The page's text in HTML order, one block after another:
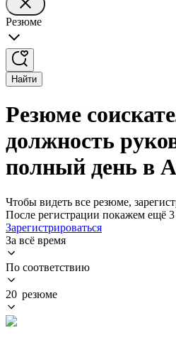
Резюме
Найти
Резюме
должность
полный день в
Чтобы видеть все резюме,
После регистрации покажем ещё
Зарегистрироваться
За всё время
По соответствию
20 резюме